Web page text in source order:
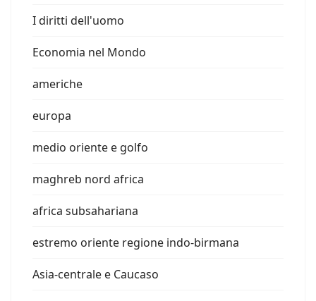
I diritti dell'uomo
Economia nel Mondo
americhe
europa
medio oriente e golfo
maghreb nord africa
africa subsahariana
estremo oriente regione indo-birmana
Asia-centrale e Caucaso